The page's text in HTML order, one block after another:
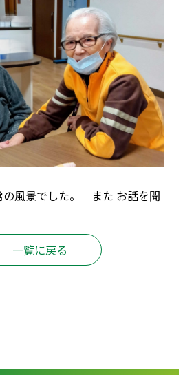
の風景でした。 また お話を聞
一覧に戻る